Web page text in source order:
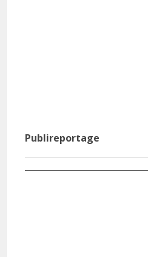
Publireportage
Agri Pub : Inspiré par la
sa ferme